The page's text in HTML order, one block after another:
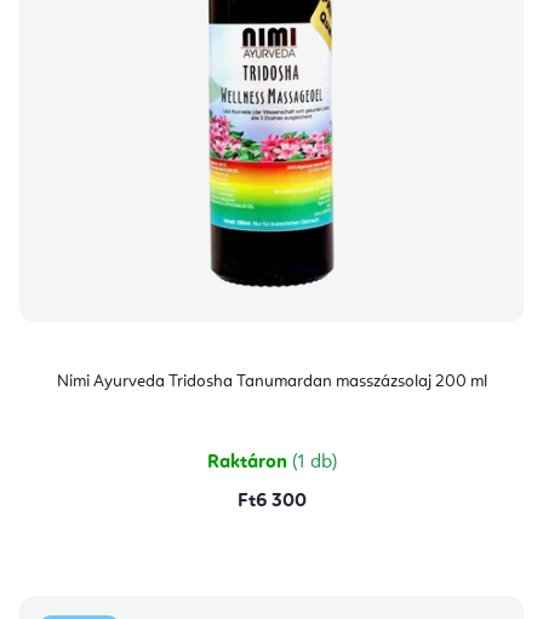
Nimi Ayurveda Tridosha Tanumardan masszázsolaj 200 ml
Raktáron (1 db)
Ft6 300